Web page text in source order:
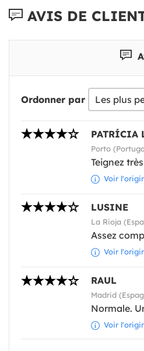
AVIS DE
Ordonner par
PATRÍCIA
Porto
Teignez
Voir
LUSINE
La Rioja
Assez
Voir
RAUL
Madrid
Normale.
Voir